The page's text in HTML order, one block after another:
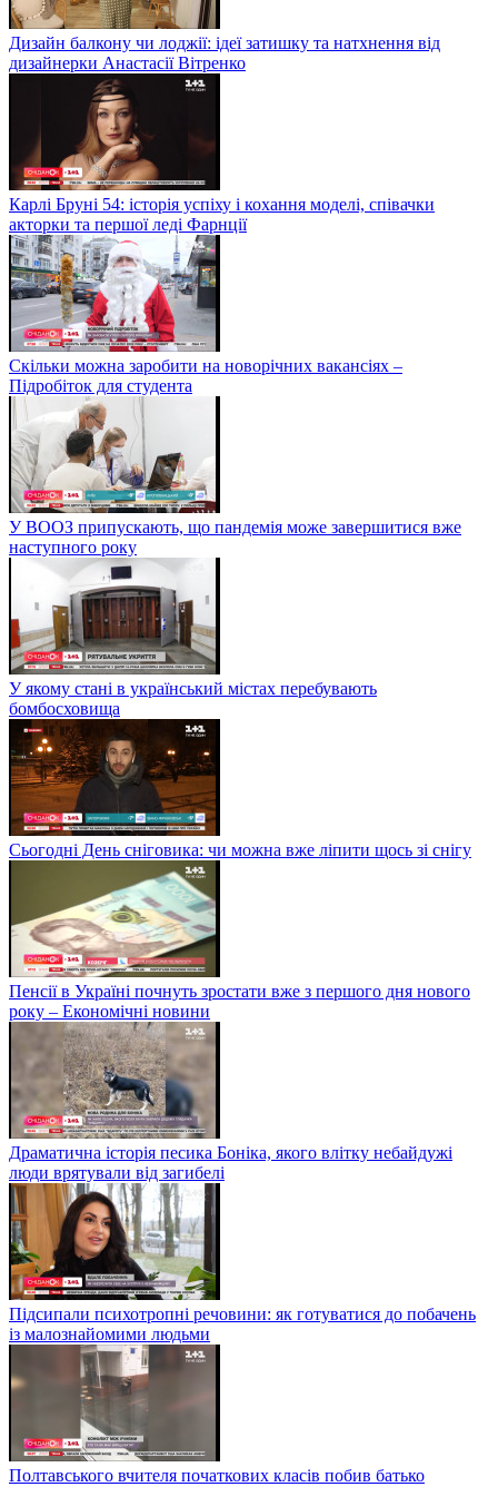
Дизайн балкону чи лоджії: ідеї затишку та натхнення від
дизайнерки Анастасії Вітренко
Карлі Бруні 54: історія успіху і кохання моделі, співачки
акторки та першої леді Фарнції
Скільки можна заробити на новорічних вакансіях –
Підробіток для студента
У ВООЗ припускають, що пандемія може завершитися вже
наступного року
У якому стані в український містах перебувають
бомбосховища
Сьогодні День сніговика: чи можна вже ліпити щось зі снігу
Пенсії в Україні почнуть зростати вже з першого дня нового
року – Економічні новини
Драматична історія песика Боніка, якого влітку небайдужі
люди врятували від загибелі
Підсипали психотропні речовини: як готуватися до побачень
із малознайомими людьми
Полтавського вчителя початкових класів побив батько